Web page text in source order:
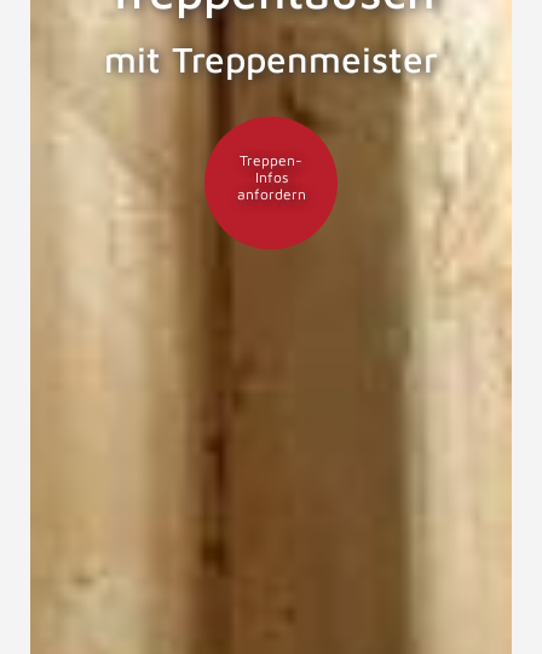
mit Treppenmeister
Treppen-
Infos
anfordern